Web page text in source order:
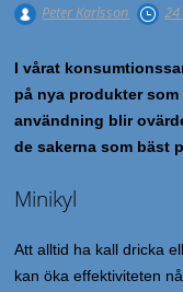
Peter Karlsson
I vårat
på nya produkter
användning blir
de sakerna som bäst
Minikyl
Att alltid ha kall dricka
kan öka effektiviteten